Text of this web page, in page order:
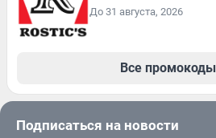
До 31 августа, 2026
Все промокоды
Подписаться на новости